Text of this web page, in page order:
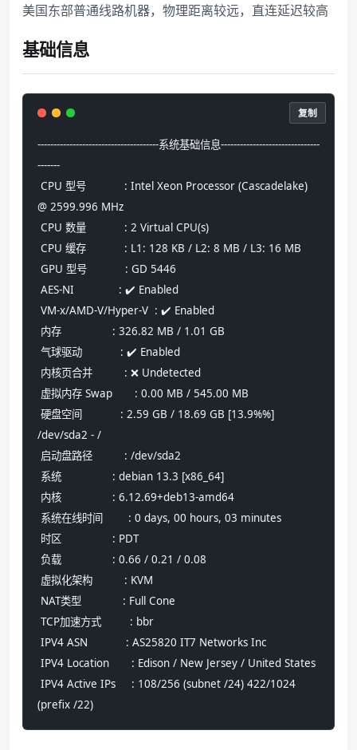
美国东部普通线路机器，物理距离较远，直连延迟较高
基础信息
--------------------------------------系统基础信息-------------------------------
-------
@ 2599.996 MHz
CPU 数量            : 2 Virtual CPU(s)
CPU 缓存            : L1: 128 KB / L2: 8 MB / L3: 16 MB
GPU 型号            : GD 5446
AES-NI              : ✔️ Enabled
VM-x/AMD-V/Hyper-V  : ✔️ Enabled
内存                : 326.82 MB / 1.01 GB
气球驱动            : ✔️ Enabled
内核页合并          : ❌ Undetected
虚拟内存 Swap       : 0.00 MB / 545.00 MB
/dev/sda2 - /
启动盘路径          : /dev/sda2
系统                : debian 13.3 [x86_64]
内核                : 6.12.69+deb13-amd64
系统在线时间        : 0 days, 00 hours, 03 minutes
时区                : PDT
负载                : 0.66 / 0.21 / 0.08
虚拟化架构          : KVM
NAT类型             : Full Cone
TCP加速方式         : bbr
IPV4 ASN            : AS25820 IT7 Networks Inc
IPV4 Location       : Edison / New Jersey / United States
(prefix /22)
复制